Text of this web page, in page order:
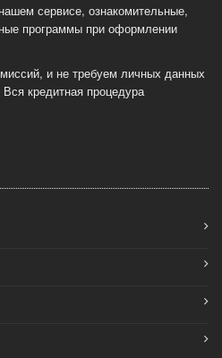
сервисе, ознакомительные,
программы при оформлении
и не требуем личных данных
кредитная процедура